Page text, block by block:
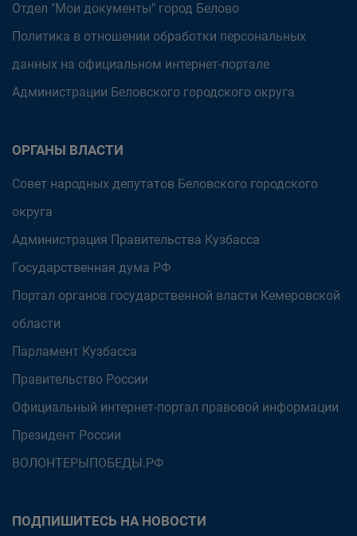
Отдел "Мои документы" город Белово
Политика в отношении обработки персональных
данных на официальном интернет-портале
Администрации Беловского городского округа
ОРГАНЫ ВЛАСТИ
Совет народных депутатов Беловского городского
округа
Администрация Правительства Кузбасса
Государственная дума РФ
Портал органов государственной власти Кемеровской
области
Парламент Кузбасса
Правительство России
Официальный интернет-портал правовой информации
Президент России
ВОЛОНТЕРЫПОБЕДЫ.РФ
ПОДПИШИТЕСЬ НА НОВОСТИ